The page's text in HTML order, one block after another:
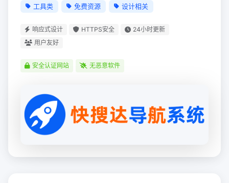
工具类 免费资源 设计相关
响应式设计 HTTPS安全
24小时更新
用户友好
安全认证网站 无恶意软件